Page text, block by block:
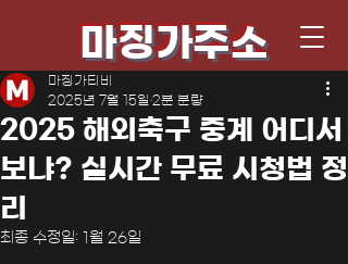
마징가주소
2025 해외축구 중계 어디서
보냐? 실시간 무료 시청법 정
리
마징가티비
2025년 7월 15일 2분 분량
최종 수정일: 1월 26일